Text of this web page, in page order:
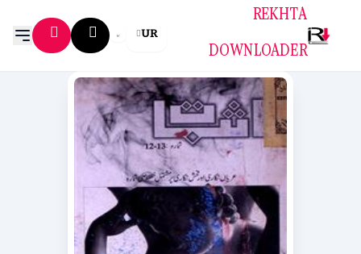
REKHTA
DOWNLOADER
UR